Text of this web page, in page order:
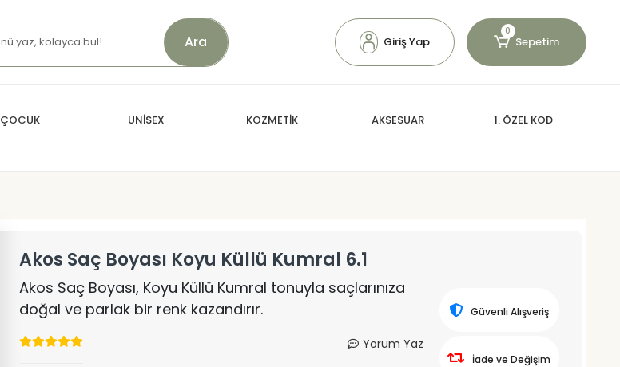
Ara Giriş Yap
0
Sepetim
ÇOCUK UNİSEX KOZMETİK AKSESUAR 1. ÖZEL KOD
Akos Saç Boyası Koyu Küllü Kumral 6.1
Akos Saç Boyası, Koyu Küllü Kumral tonuyla saçlarınıza
doğal ve parlak bir renk kazandırır.
Yorum Yaz
Güvenli Alışveriş
İade ve Değişim